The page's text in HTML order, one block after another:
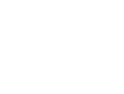
Commons Attribution 4.0